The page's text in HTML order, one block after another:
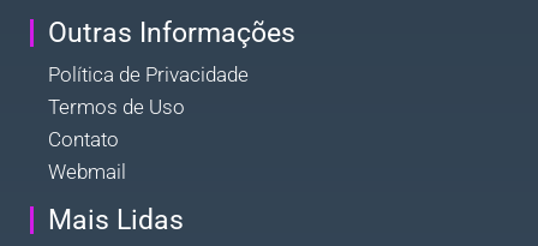
Outras Informações
Política de Privacidade
Termos de Uso
Contato
Webmail
Mais Lidas